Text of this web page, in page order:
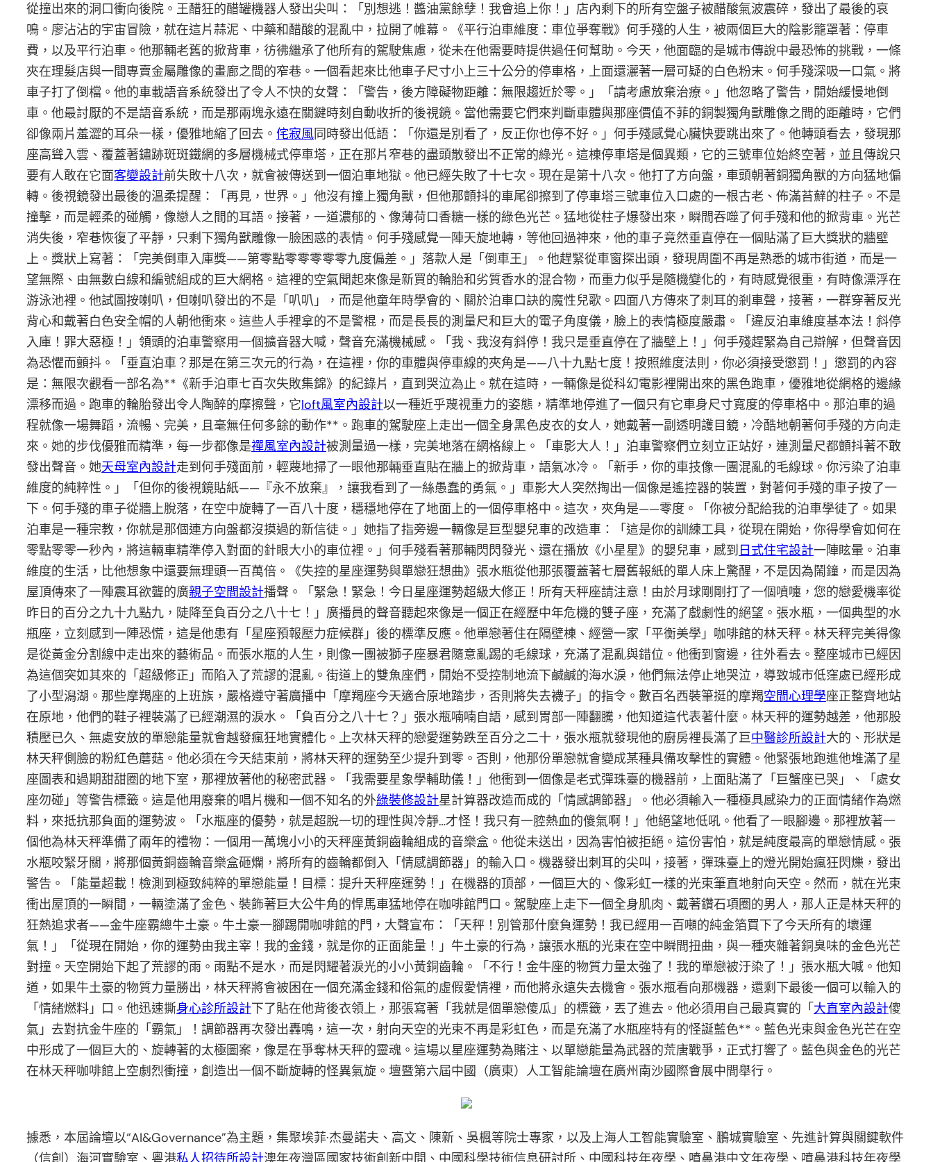
從撞出來的洞口衝向後院。王醋狂的醋罐機器人發出尖叫：「別想逃！醬油黨餘孽！我會追上你！」店內剩下的所有空盤子被醋酸氣波震碎，發出了最後的哀
鳴。廖沾沾的宇宙冒險，就在這片蒜泥、中藥和醋酸的混亂中，拉開了帷幕。《平行泊車維度：車位爭奪戰》何手殘的人生，被兩個巨大的陰影籠罩著：停車
費，以及平行泊車。他那輛老舊的掀背車，彷彿繼承了他所有的駕駛焦慮，從未在他需要時提供過任何幫助。今天，他面臨的是城市傳說中最恐怖的挑戰，一條
夾在理髮店與一間專賣金屬雕像的畫廊之間的窄巷。一個看起來比他車子尺寸小上三十公分的停車格，上面還灑著一層可疑的白色粉末。何手殘深吸一口氣。將
車子打了倒檔。他的車載語音系統發出了令人不快的女聲：「警告，後方障礙物距離：無限趨近於零。」「請考慮放棄治療。」他忽略了警告，開始緩慢地倒
車。他最討厭的不是語音系統，而是那兩塊永遠在關鍵時刻自動收折的後視鏡。當他需要它們來判斷車體與那座價值不菲的銅製獨角獸雕像之間的距離時，它們
卻像兩片羞澀的耳朵一樣，優雅地縮了回去。 侘寂風同時發出低語：「你還是別看了，反正你也停不好。」何手殘感覺心臟快要跳出來了。他轉頭看去，發現那
座高聳入雲、覆蓋著鏽跡斑斑鐵網的多層機械式停車塔，正在那片窄巷的盡頭散發出不正常的綠光。這棟停車塔是個異類，它的三號車位始終空著，並且傳說只
要有人敢在它面客變設計前失敗十八次，就會被傳送到一個泊車地獄。他已經失敗了十七次。現在是第十八次。他打了方向盤，車頭朝著銅獨角獸的方向猛地偏
轉。後視鏡發出最後的溫柔提醒：「再見，世界。」他沒有撞上獨角獸，但他那顫抖的車尾卻擦到了停車塔三號車位入口處的一根古老、佈滿苔蘚的柱子。不是
撞擊，而是輕柔的碰觸，像戀人之間的耳語。接著，一道濃郁的、像薄荷口香糖一樣的綠色光芒。猛地從柱子爆發出來，瞬間吞噬了何手殘和他的掀背車。光芒
消失後，窄巷恢復了平靜，只剩下獨角獸雕像一臉困惑的表情。何手殘感覺一陣天旋地轉，等他回過神來，他的車子竟然垂直停在一個貼滿了巨大獎狀的牆壁
上。獎狀上寫著：「完美倒車入庫獎——第零點零零零零零九度偏差。」落款人是「倒車王」。他趕緊從車窗探出頭，發現周圍不再是熟悉的城市街道，而是一
望無際、由無數白線和編號組成的巨大網格。這裡的空氣聞起來像是新買的輪胎和劣質香水的混合物，而重力似乎是隨機變化的，有時感覺很重，有時像漂浮在
游泳池裡。他試圖按喇叭，但喇叭發出的不是「叭叭」，而是他童年時學會的、關於泊車口訣的魔性兒歌。四面八方傳來了刺耳的剎車聲，接著，一群穿著反光
背心和戴著白色安全帽的人朝他衝來。這些人手裡拿的不是警棍，而是長長的測量尺和巨大的電子角度儀，臉上的表情極度嚴肅。「違反泊車維度基本法！斜停
入庫！罪大惡極！」領頭的泊車警察用一個擴音器大喊，聲音充滿機械感。「我、我沒有斜停！我只是垂直停在了牆壁上！」何手殘趕緊為自己辯解，但聲音因
為恐懼而顫抖。「垂直泊車？那是在第三次元的行為，在這裡，你的車體與停車線的夾角是——八十九點七度！按照維度法則，你必須接受懲罰！」懲罰的內容
是：無限次觀看一部名為**《新手泊車七百次失敗集錦》的紀錄片，直到哭泣為止。就在這時，一輛像是從科幻電影裡開出來的黑色跑車，優雅地從網格的邊緣
漂移而過。跑車的輪胎發出令人陶醉的摩擦聲，它loft風室內設計以一種近乎蔑視重力的姿態，精準地停進了一個只有它車身尺寸寬度的停車格中。那泊車的過
程就像一場舞蹈，流暢、完美，且毫無任何多餘的動作**。跑車的駕駛座上走出一個全身黑色皮衣的女人，她戴著一副透明護目鏡，冷酷地朝著何手殘的方向走
來。她的步伐優雅而精準，每一步都像是禪風室內設計被測量過一樣，完美地落在網格線上。「車影大人！」泊車警察們立刻立正站好，連測量尺都顫抖著不敢
發出聲音。她天母室內設計走到何手殘面前，輕蔑地掃了一眼他那輛垂直貼在牆上的掀背車，語氣冰冷。「新手，你的車技像一團混亂的毛線球。你污染了泊車
維度的純粹性。」「但你的後視鏡貼紙——『永不放棄』，讓我看到了一絲愚蠢的勇氣。」車影大人突然掏出一個像是遙控器的裝置，對著何手殘的車子按了一
下。何手殘的車子從牆上脫落，在空中旋轉了一百八十度，穩穩地停在了地面上的一個停車格中。這次，夾角是——零度。「你被分配給我的泊車學徒了。如果
泊車是一種宗教，你就是那個連方向盤都沒摸過的新信徒。」她指了指旁邊一輛像是巨型嬰兒車的改造車：「這是你的訓練工具，從現在開始，你得學會如何在
零點零零一秒內，將這輛車精準停入對面的針眼大小的車位裡。」何手殘看著那輛閃閃發光、還在播放《小星星》的嬰兒車，感到日式住宅設計一陣眩暈。泊車
維度的生活，比他想象中還要無理頭一百萬倍。《失控的星座運勢與單戀狂想曲》張水瓶從他那張覆蓋著七層舊報紙的單人床上驚醒，不是因為鬧鐘，而是因為
屋頂傳來了一陣震耳欲聾的廣親子空間設計播聲。「緊急！緊急！今日星座運勢超級大修正！所有天秤座請注意！由於月球剛剛打了一個噴嚏，您的戀愛機率從
昨日的百分之九十九點九，陡降至負百分之八十七！」廣播員的聲音聽起來像是一個正在經歷中年危機的雙子座，充滿了戲劇性的絕望。張水瓶，一個典型的水
瓶座，立刻感到一陣恐慌，這是他患有「星座預報壓力症候群」後的標準反應。他單戀著住在隔壁棟、經營一家「平衡美學」咖啡館的林天秤。林天秤完美得像
是從黃金分割線中走出來的藝術品。而張水瓶的人生，則像一團被獅子座暴君隨意亂踢的毛線球，充滿了混亂與錯位。他衝到窗邊，往外看去。整座城市已經因
為這個突如其來的「超級修正」而陷入了荒謬的混亂。街道上的雙魚座們，開始不受控制地流下鹹鹹的海水淚，他們無法停止地哭泣，導致城市低窪處已經形成
了小型潟湖。那些摩羯座的上班族，嚴格遵守著廣播中「摩羯座今天適合原地踏步，否則將失去襪子」的指令。數百名西裝筆挺的摩羯空間心理學座正整齊地站
在原地，他們的鞋子裡裝滿了已經潮濕的淚水。「負百分之八十七？」張水瓶喃喃自語，感到胃部一陣翻騰，他知道這代表著什麼。林天秤的運勢越差，他那股
積壓已久、無處安放的單戀能量就會越發瘋狂地實體化。上次林天秤的戀愛運勢跌至百分之二十，張水瓶就發現他的廚房裡長滿了巨中醫診所設計大的、形狀是
林天秤側臉的粉紅色蘑菇。他必須在今天結束前，將林天秤的運勢至少提升到零。否則，他那份單戀就會變成某種具備攻擊性的實體。他緊張地跑進他堆滿了星
座圖表和過期甜甜圈的地下室，那裡放著他的秘密武器。「我需要星象學輔助儀！」他衝到一個像是老式彈珠臺的機器前，上面貼滿了「巨蟹座已哭」、「處女
座勿碰」等警告標籤。這是他用廢棄的唱片機和一個不知名的外綠裝修設計星計算器改造而成的「情感調節器」。他必須輸入一種極具感染力的正面情緒作為燃
料，來抵抗那負面的運勢波。「水瓶座的優勢，就是超脫一切的理性與冷靜…才怪！我只有一腔熱血的傻氣啊！」他絕望地低吼。他看了一眼腳邊。那裡放著一
個他為林天秤準備了兩年的禮物：一個用一萬塊小小的天秤座黃銅齒輪組成的音樂盒。他從未送出，因為害怕被拒絕。這份害怕，就是純度最高的單戀情感。張
水瓶咬緊牙關，將那個黃銅齒輪音樂盒砸爛，將所有的齒輪都倒入「情感調節器」的輸入口。機器發出刺耳的尖叫，接著，彈珠臺上的燈光開始瘋狂閃爍，發出
警告。「能量超載！檢測到極致純粹的單戀能量！目標：提升天秤座運勢！」在機器的頂部，一個巨大的、像彩虹一樣的光束筆直地射向天空。然而，就在光束
衝出屋頂的一瞬間，一輛塗滿了金色、裝飾著巨大公牛角的悍馬車猛地停在咖啡館門口。駕駛座上走下一個全身肌肉、戴著鑽石項圈的男人，那人正是林天秤的
狂熱追求者——金牛座霸總牛土豪。牛土豪一腳踢開咖啡館的門，大聲宣布：「天秤！別管那什麼負運勢！我已經用一百噸的純金箔買下了今天所有的壞運
氣！」「從現在開始，你的運勢由我主宰！我的金錢，就是你的正面能量！」牛土豪的行為，讓張水瓶的光束在空中瞬間扭曲，與一種夾雜著銅臭味的金色光芒
對撞。天空開始下起了荒謬的雨。雨點不是水，而是閃耀著淚光的小小黃銅齒輪。「不行！金牛座的物質力量太強了！我的單戀被汙染了！」張水瓶大喊。他知
道，如果牛土豪的物質力量勝出，林天秤將會被困在一個充滿金錢和俗氣的虛假愛情裡，而他將永遠失去機會。張水瓶看向那機器，還剩下最後一個可以輸入的
「情緒燃料」口。他迅速撕身心診所設計下了貼在他背後衣領上，那張寫著「我就是個單戀傻瓜」的標籤，丟了進去。他必須用自己最真實的「大直室內設計傻
氣」去對抗金牛座的「霸氣」！調節器再次發出轟鳴，這一次，射向天空的光束不再是彩虹色，而是充滿了水瓶座特有的怪誕藍色**。藍色光束與金色光芒在空
中形成了一個巨大的、旋轉著的太極圖案，像是在爭奪林天秤的靈魂。這場以星座運勢為賭注、以單戀能量為武器的荒唐戰爭，正式打響了。藍色與金色的光芒
在林天秤咖啡館上空劇烈衝撞，創造出一個不斷旋轉的怪異氣旋。壇暨第六屆中國（廣東）人工智能論壇在廣州南沙國際會展中間舉行。
據悉，本屆論壇以“AI&Governance”為主題，集聚埃菲·杰曼諾夫、高文、陳新、吳楓等院士專家，以及上海人工智能實驗室、鵬城實驗室、先進計算與關鍵軟件
（信創）海河實驗室、粵港私人招待所設計澳年夜灣區國家技術創新中間、中國科學技術信息研討所、中國科技年夜學、噴鼻港中文年夜學、噴鼻港科技年夜學